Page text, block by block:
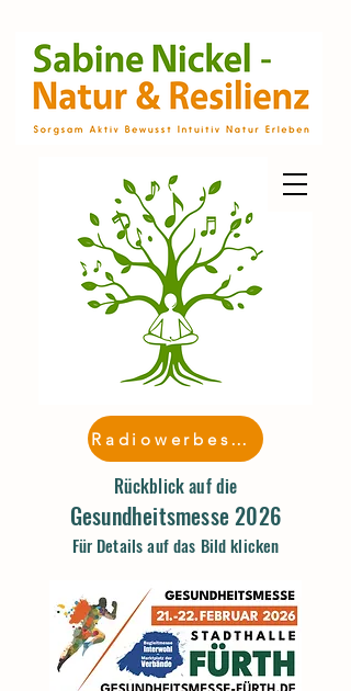
Radiowerbespot
Rückblick auf die
Gesundheitsmesse 2026
Für Details auf das Bild klicken